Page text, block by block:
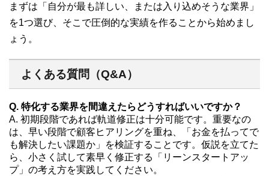
まずは「自分が最も詳しい、または入り込めそうな業界」
を1つ選び、そこで圧倒的な実績を作ることから始めまし
ょう。
よくある質問（Q&A）
Q. 特化する業界を間違えたらどうすればいいですか？
A. 初期段階であれば軌道修正は十分可能です。重要なの
は、早い段階で顧客ヒアリングを重ね、「お金を払ってで
も解決したい課題か」を検証することです。仮説を立てた
ら、小さく試して素早く修正する「リーンスタートアッ
プ」の考え方を実践してください。